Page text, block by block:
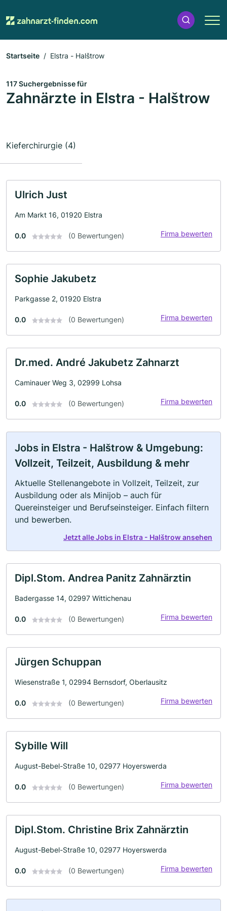
Startseite Elstra - Halštrow
117 Suchergebnisse für
Zahnärzte in Elstra - Halštrow
Kieferchirurgie (4)
Ulrich Just
Am Markt 16, 01920 Elstra
0.0 (0 Bewertungen) Firma bewerten
Sophie Jakubetz
Parkgasse 2, 01920 Elstra
0.0 (0 Bewertungen) Firma bewerten
Dr.med. André Jakubetz Zahnarzt
Caminauer Weg 3, 02999 Lohsa
0.0 (0 Bewertungen) Firma bewerten
Jobs in Elstra - Halštrow & Umgebung:
Vollzeit, Teilzeit, Ausbildung & mehr
Aktuelle Stellenangebote in Vollzeit, Teilzeit, zur
Ausbildung oder als Minijob – auch für
Quereinsteiger und Berufseinsteiger. Einfach filtern
und bewerben.
Jetzt alle Jobs in Elstra - Halštrow ansehen
Dipl.Stom. Andrea Panitz Zahnärztin
Badergasse 14, 02997 Wittichenau
0.0 (0 Bewertungen) Firma bewerten
Jürgen Schuppan
Wiesenstraße 1, 02994 Bernsdorf, Oberlausitz
0.0 (0 Bewertungen) Firma bewerten
Sybille Will
August-Bebel-Straße 10, 02977 Hoyerswerda
0.0 (0 Bewertungen) Firma bewerten
Dipl.Stom. Christine Brix Zahnärztin
August-Bebel-Straße 10, 02977 Hoyerswerda
0.0 (0 Bewertungen) Firma bewerten